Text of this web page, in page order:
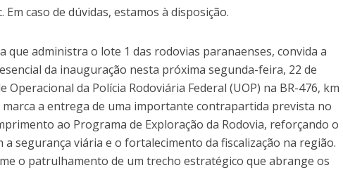
ou
diminuir
o
volume.
caso de dúvidas, estamos à disposição.
que administra o lote 1 das rodovias paranaenses, convida a
da inauguração nesta próxima segunda-feira, 22 de
Operacional da Polícia Rodoviária Federal (UOP) na BR-476, km
marca a entrega de uma importante contrapartida prevista no
ao Programa de Exploração da Rodovia, reforçando o
segurança viária e o fortalecimento da fiscalização na região.
o patrulhamento de um trecho estratégico que abrange os